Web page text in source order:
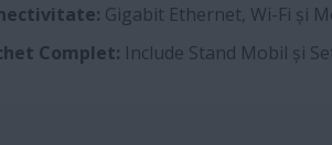
Gigabit Ethernet, Wi-Fi și
Complet: Include Stand Mobil și